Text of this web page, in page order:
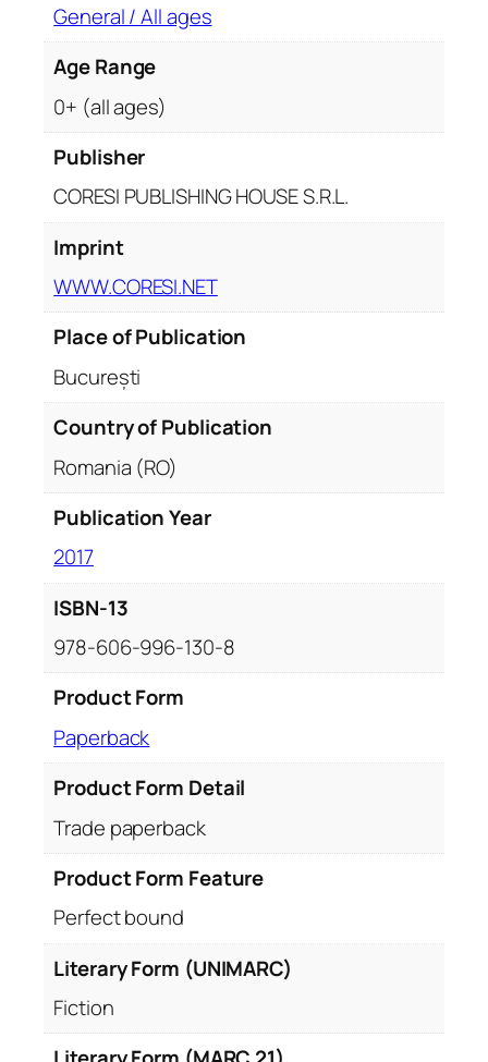
General / All ages
Age Range
0+ (all ages)
Publisher
CORESI PUBLISHING HOUSE S.R.L.
Imprint
WWW.CORESI.NET
Place of Publication
București
Country of Publication
Romania (RO)
Publication Year
2017
ISBN-13
978-606-996-130-8
Product Form
Paperback
Product Form Detail
Trade paperback
Product Form Feature
Perfect bound
Literary Form (UNIMARC)
Fiction